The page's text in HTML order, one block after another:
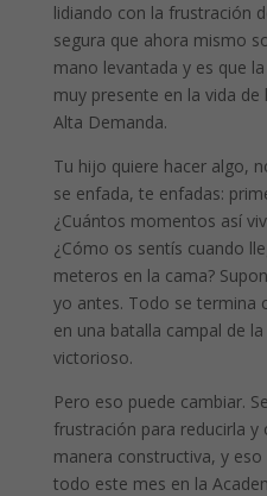
lidiando con la frustración
segura que ahora mismo
mano levantada y es que
muy presente en la vida
Alta Demanda.
Tu hijo quiere hacer algo,
se enfada, te enfadas:
¿Cuántos momentos así
¿Cómo os sentís cuando
meteros en la cama?
yo antes. Todo se termina
en una batalla campal de
victorioso.
Pero eso puede cambiar.
frustración para reducirla y
manera constructiva, y
todo este mes en la